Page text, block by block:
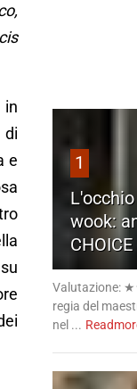
in
di
e
1
wook:
Valutazione:
regia del
nel ...